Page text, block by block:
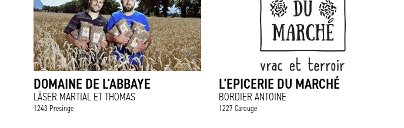
DOMAINE DE L'ABBAYE
LÄSER MARTIAL ET THOMAS
1243 Presinge
L'EPICERIE DU MARCHÉ
BORDIER ANTOINE
1227 Carouge